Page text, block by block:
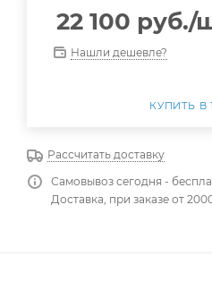
22 100 руб./
Нашли дешевле?
КУПИТЬ В
Рассчитать доставку
Самовывоз сегодня -
Доставка, при заказе от